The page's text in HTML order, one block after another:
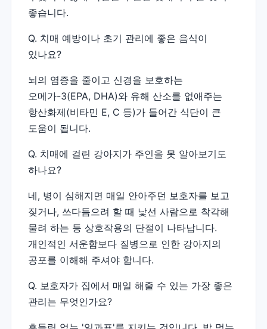
좋습니다.
Q. 치매 예방이나 초기 관리에 좋은 음식이
있나요?
뇌의 염증을 줄이고 신경을 보호하는
오메가-3(EPA, DHA)와 유해 산소를 없애주는
항산화제(비타민 E, C 등)가 들어간 식단이 큰
도움이 됩니다.
Q. 치매에 걸린 강아지가 주인을 못 알아보기도
하나요?
네, 병이 심해지면 매일 안아주던 보호자를 보고
짖거나, 쓰다듬으려 할 때 낯선 사람으로 착각해
물려 하는 등 상호작용의 단절이 나타납니다.
개인적인 서운함보다 질병으로 인한 강아지의
공포를 이해해 주셔야 합니다.
Q. 보호자가 집에서 매일 해줄 수 있는 가장 좋은
관리는 무엇인가요?